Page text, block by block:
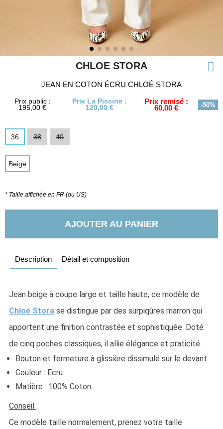
CHLOE STORA
JEAN EN COTON ÉCRU CHLOÉ STORA
Prix public :
195,00 €
Prix La Piscine :
120,00 €
Prix remisé :
60,00 € -50%
36 38 40
Beige
* Taille affichée en FR (ou US)
AJOUTER AU PANIER
Description Détail et composition
Chloé Stora se distingue par des surpiqûres marron qui
apportent une finition contrastée et sophistiquée. Doté
de cinq poches classiques, il allie élégance et praticité.
Bouton et fermeture à glissière dissimulé sur le devant
Couleur : Ecru
Matière : 100% Coton
Conseil :
Ce modèle taille normalement, prenez votre taille